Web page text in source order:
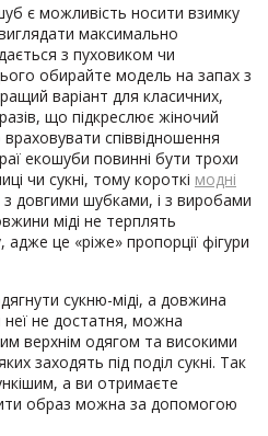
є можливість носити взимку
виглядати максимально
з пуховиком чи
обирайте модель на запах з
варіант для класичних,
що підкреслює жіночий
співвідношення
екошуби повинні бути трохи
чи сукні, тому короткі модні
з довгими шубками, і з виробами
міді не терплять
це «ріже» пропорції фігури
сукню-міді, а довжина
неї не достатня, можна
верхнім одягом та високими
заходять під поділ сукні. Так
а ви отримаєте
образ можна за допомогою